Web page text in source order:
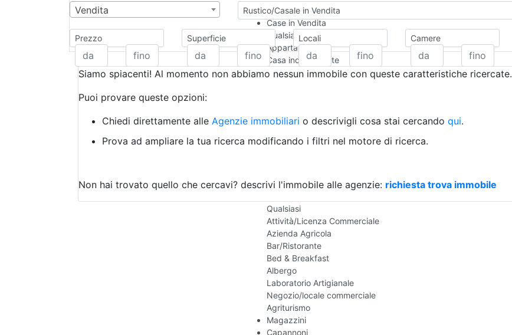
Vendita
Rustico/Casale in Vendita
Case in Vendita
Qualsiasi
Appartamento
Casa indipendente
Casa Semi-indipendente
Rustico/Casale
Camera d'Albergo
Box/Garage
Qualsiasi
Attività/Licenza Commerciale
Azienda Agricola
Bar/Ristorante
Bed & Breakfast
Albergo
Laboratorio Artigianale
Negozio/locale commerciale
Agriturismo
Magazzini
Capannoni
Prezzo Superficie Locali Camere
Siamo spiacenti! Al momento non abbiamo nessun immobile con queste caratteristiche ricercate.
Puoi provare queste opzioni:
Chiedi direttamente alle Agenzie immobiliari o descrivigli cosa stai cercando qui.
Prova ad ampliare la tua ricerca modificando i filtri nel motore di ricerca.
Non hai trovato quello che cercavi? descrivi l'immobile alle agenzie: richiesta trova immobile